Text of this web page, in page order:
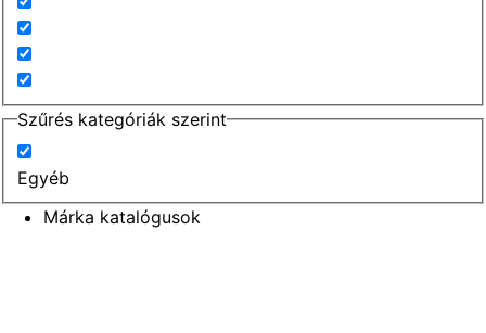
Szűrés kategóriák szerint
Egyéb
Márka katalógusok